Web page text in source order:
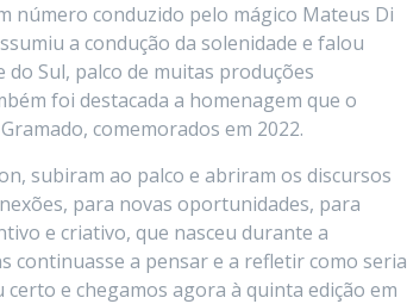
número conduzido pelo mágico Mateus Di
a condução da solenidade e falou
do Sul, palco de muitas produções
foi destacada a homenagem que o
comemorados em 2022.
subiram ao palco e abriram os discursos
para novas oportunidades, para
e criativo, que nasceu durante a
continuasse a pensar e a refletir como seria
e chegamos agora à quinta edição em